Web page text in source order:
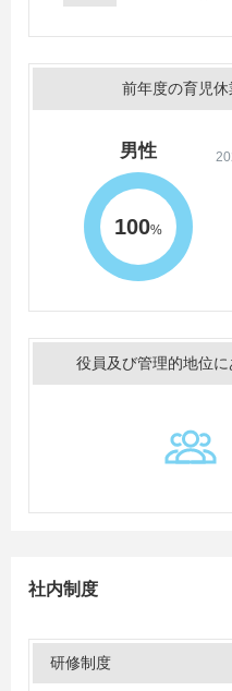
前年度の育児休
男性
100%
役員及び管理的地位
社内制度
研修制度